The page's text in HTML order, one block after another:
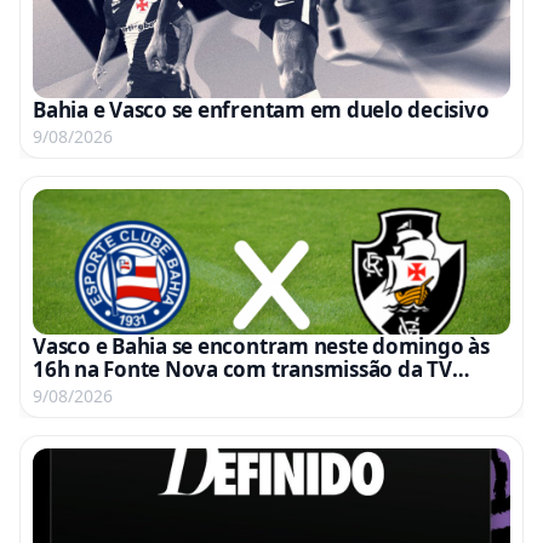
Bahia e Vasco se enfrentam em duelo decisivo
9/08/2026
Vasco e Bahia se encontram neste domingo às
16h na Fonte Nova com transmissão da TV
Globo e Premiere
9/08/2026